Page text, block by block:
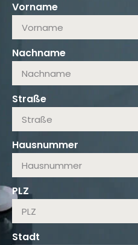
Vorname
Nachname
Straße
Hausnummer
PLZ
Stadt